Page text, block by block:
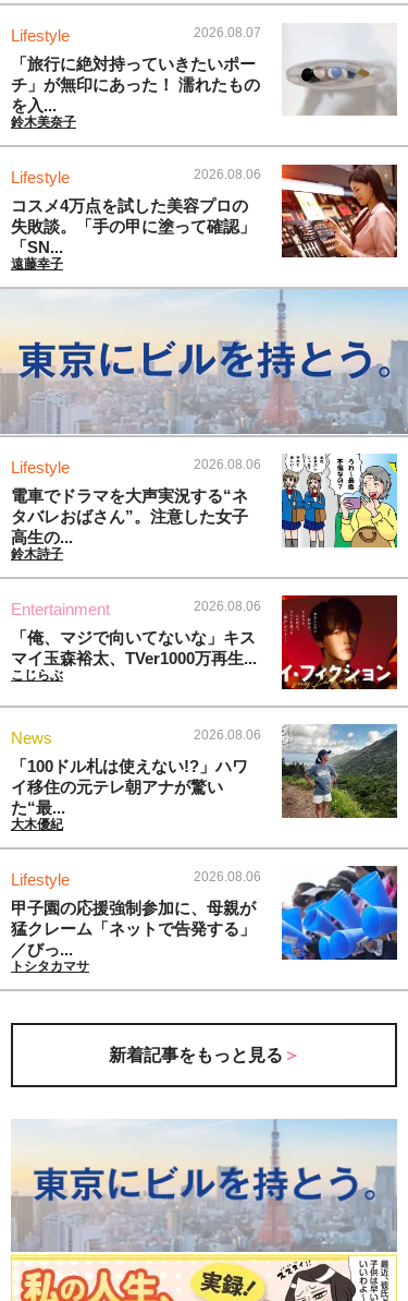
Lifestyle 2026.08.07
「旅行に絶対持っていきたいポー
チ」が無印にあった！ 濡れたもの
を入...
鈴木美奈子
Lifestyle 2026.08.06
コスメ4万点を試した美容プロの
失敗談。「手の甲に塗って確認」
「SN...
遠藤幸子
Lifestyle 2026.08.06
電車でドラマを大声実況する“ネ
タバレおばさん”。注意した女子
高生の...
鈴木詩子
Entertainment 2026.08.06
「俺、マジで向いてないな」キス
マイ玉森裕太、TVer1000万再生...
こじらぶ
News 2026.08.06
「100ドル札は使えない!?」ハワ
イ移住の元テレ朝アナが驚い
た“最...
大木優紀
Lifestyle 2026.08.06
甲子園の応援強制参加に、母親が
猛クレーム「ネットで告発する」
／びっ...
トシタカマサ
新着記事をもっと見る